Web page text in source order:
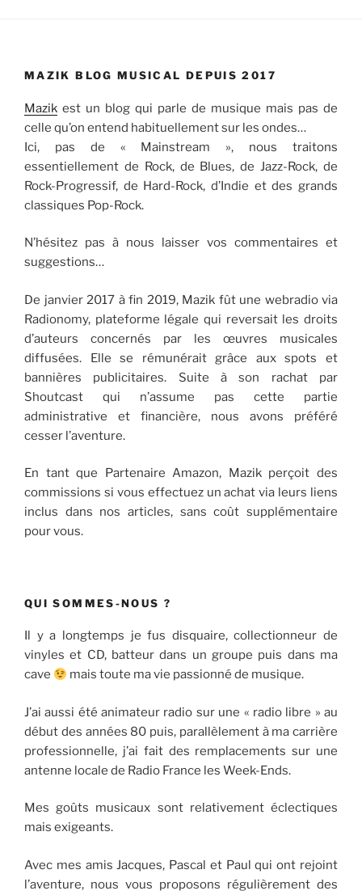
MAZIK BLOG MUSICAL DEPUIS 2017
Mazik est un blog qui parle de musique mais pas de
celle qu’on entend habituellement sur les ondes…
Ici, pas de « Mainstream », nous traitons
essentiellement de Rock, de Blues, de Jazz-Rock, de
Rock-Progressif, de Hard-Rock, d’Indie et des grands
classiques Pop-Rock.
N’hésitez pas à nous laisser vos commentaires et
suggestions…
De janvier 2017 à fin 2019, Mazik fût une webradio via
Radionomy, plateforme légale qui reversait les droits
d’auteurs concernés par les œuvres musicales
diffusées. Elle se rémunérait grâce aux spots et
bannières publicitaires. Suite à son rachat par
Shoutcast qui n’assume pas cette partie
administrative et financière, nous avons préféré
cesser l’aventure.
En tant que Partenaire Amazon, Mazik perçoit des
commissions si vous effectuez un achat via leurs liens
inclus dans nos articles, sans coût supplémentaire
pour vous.
QUI SOMMES-NOUS ?
Il y a longtemps je fus disquaire, collectionneur de
vinyles et CD, batteur dans un groupe puis dans ma
cave
mais toute ma vie passionné de musique.
J’ai aussi été animateur radio sur une « radio libre » au
début des années 80 puis, parallèlement à ma carrière
professionnelle, j’ai fait des remplacements sur une
antenne locale de Radio France les Week-Ends.
Mes goûts musicaux sont relativement éclectiques
mais exigeants.
Avec mes amis Jacques, Pascal et Paul qui ont rejoint
l’aventure, nous vous proposons régulièrement des